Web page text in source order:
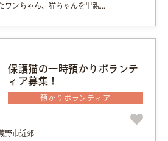
ワンちゃん、猫ちゃんを里親...
保護猫の一時預かりボランテ
ィア募集！
預かりボランティア
野市近郊